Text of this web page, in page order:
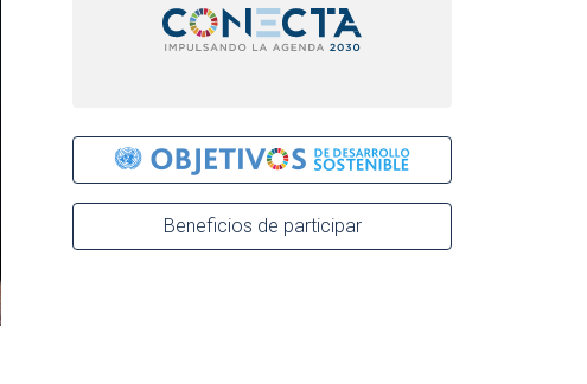
Beneficios de participar